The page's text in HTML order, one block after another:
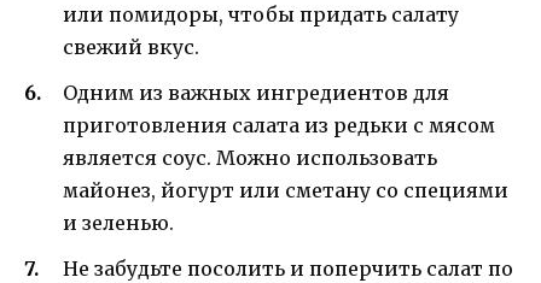
или помидоры, чтобы придать салату
свежий вкус.
Одним из важных ингредиентов для
приготовления салата из редьки с мясом
является соус. Можно использовать
майонез, йогурт или сметану со специями
и зеленью.
Не забудьте посолить и поперчить салат по